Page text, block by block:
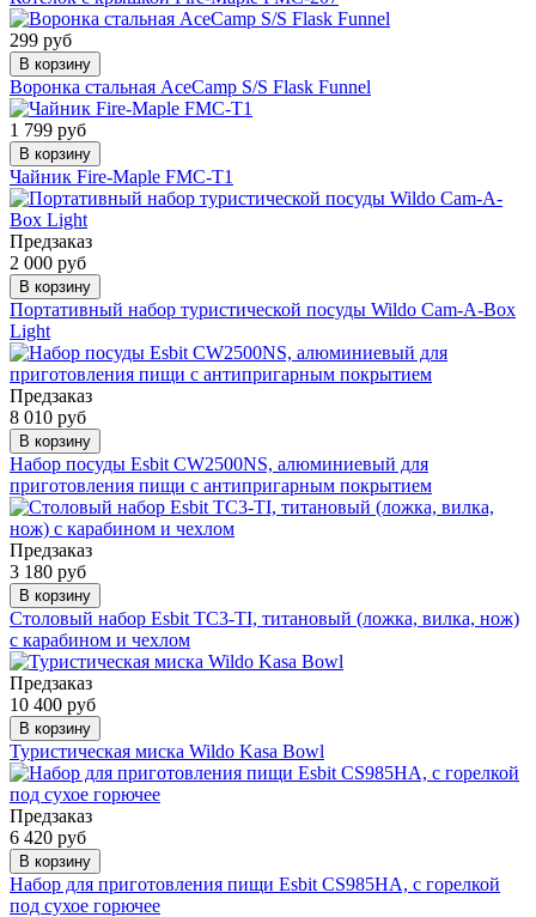
299 руб
В корзину
Воронка стальная AceCamp S/S Flask Funnel
1 799 руб
В корзину
Чайник Fire-Maple FMC-T1
Предзаказ
2 000 руб
В корзину
Портативный набор туристической посуды Wildo Cam-A-Box
Light
Предзаказ
8 010 руб
В корзину
Набор посуды Esbit CW2500NS, алюминиевый для
приготовления пищи с антипригарным покрытием
Предзаказ
3 180 руб
В корзину
Столовый набор Esbit TC3-TI, титановый (ложка, вилка, нож)
с карабином и чехлом
Предзаказ
10 400 руб
В корзину
Туристическая миска Wildo Kasa Bowl
Предзаказ
6 420 руб
В корзину
Набор для приготовления пищи Esbit CS985HA, с горелкой
под сухое горючее